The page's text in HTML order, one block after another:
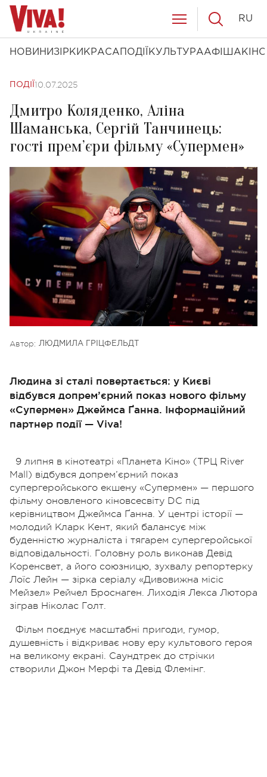
НОВИНИ ЗІРКИ КРАСА ПОДІЇ КУЛЬТУРААФІША КІНО
RU
ПОДІЇ 10.07.2025
Дмитро Коляденко, Аліна
Шаманська, Сергій Танчинець:
гості прем’єри фільму «Супермен»
Автор: ЛЮДМИЛА ГРІЦФЕЛЬДТ
Людина зі сталі повертається: у Києві
відбувся допрем’єрний показ нового фільму
«Супермен» Джеймса Ґанна. Інформаційний
партнер події — Viva!
9 липня в кінотеатрі «Планета Кіно» (ТРЦ River
Mall) відбувся допрем’єрний показ
супергеройського екшену «Супермен» — першого
фільму оновленого кіновсесвіту DC під
керівництвом Джеймса Ґанна. У центрі історії —
молодий Кларк Кент, який балансує між
буденністю журналіста і тягарем супергеройської
відповідальності. Головну роль виконав Девід
Коренсвет, а його союзницю, зухвалу репортерку
Лоїс Лейн — зірка серіалу «Дивовижна місіс
Мейзел» Рейчел Броснаген. Лиходія Лекса Лютора
зіграв Ніколас Голт.
Фільм поєднує масштабні пригоди, гумор,
душевність і відкриває нову еру культового героя
на великому екрані. Саундтрек до стрічки
створили Джон Мерфі та Девід Флемінг.